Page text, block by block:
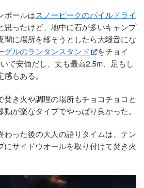
ポールはスノーピークのパイルドライ
思ったけど、地中に石が多いキャンプ
間に場所を移そうとしたら大騒音にな
グルのランタンスタンド
をチョイ
で安価だし、丈も最高2.5m、足もし
もある。
焚き火や調理の場所もチョコチョコと
が楽なタイプでやっぱり良かった。
わった後の大人の語りタイムは、テン
にサイドウオールを取り付けて焚き火